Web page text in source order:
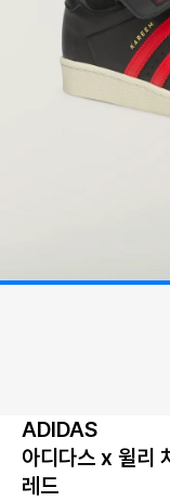
ADIDAS
아디다스 x 윌리
레드